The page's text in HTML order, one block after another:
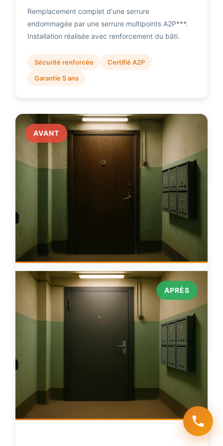
Remplacement complet d'une serrure
endommagée par une serrure multipoints A2P***.
Installation réalisée avec renforcement du bâti.
Sécurité renforcée
Certifié A2P
Garantie 5 ans
AVANT
APRÈS